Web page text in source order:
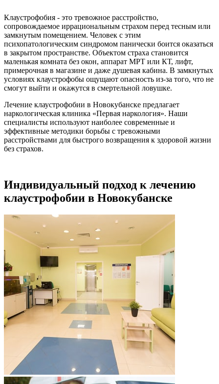
Клаустрофобия - это тревожное расстройство,
сопровождаемое иррациональным страхом перед тесным или
замкнутым помещением. Человек с этим
психопатологическим синдромом панически боится оказаться
в закрытом пространстве. Объектом страха становится
маленькая комната без окон, аппарат МРТ или КТ, лифт,
примерочная в магазине и даже душевая кабина. В замкнутых
условиях клаустрофобы ощущают опасность из-за того, что не
смогут выйти и окажутся в смертельной ловушке.
Лечение клаустрофобии в Новокубанске предлагает
наркологическая клиника «Первая наркология». Наши
специалисты используют наиболее современные и
эффективные методики борьбы с тревожными
расстройствами для быстрого возвращения к здоровой жизни
без страхов.
Индивидуальный подход к лечению
клаустрофобии в Новокубанске